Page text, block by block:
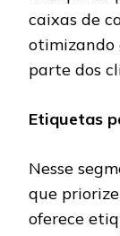
caixas de
otimizando
parte dos
Etiquetas
Nesse
que
oferece